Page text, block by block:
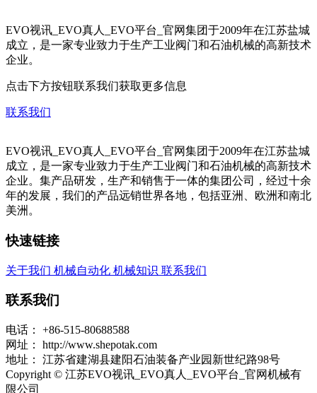
EVO视讯_EVO真人_EVO平台_官网集团于2009年在江苏盐城
成立，是一家专业致力于生产工业阀门和石油机械的高新技术
企业。
点击下方按钮联系我们获取更多信息
联系我们
EVO视讯_EVO真人_EVO平台_官网集团于2009年在江苏盐城
成立，是一家专业致力于生产工业阀门和石油机械的高新技术
企业。集产品研发，生产和销售于一体的集团公司，经过十余
年的发展，我们的产品远销世界各地，包括亚洲、欧洲和南北
美洲。
快速链接
关于我们 机械自动化 机械知识 联系我们
联系我们
电话：
+86-515-80688588
网址：
http://www.shepotak.com
地址：
江苏省建湖县建阳石油装备产业园新世纪路98号
Copyright © 江苏EVO视讯_EVO真人_EVO平台_官网机械有
限公司